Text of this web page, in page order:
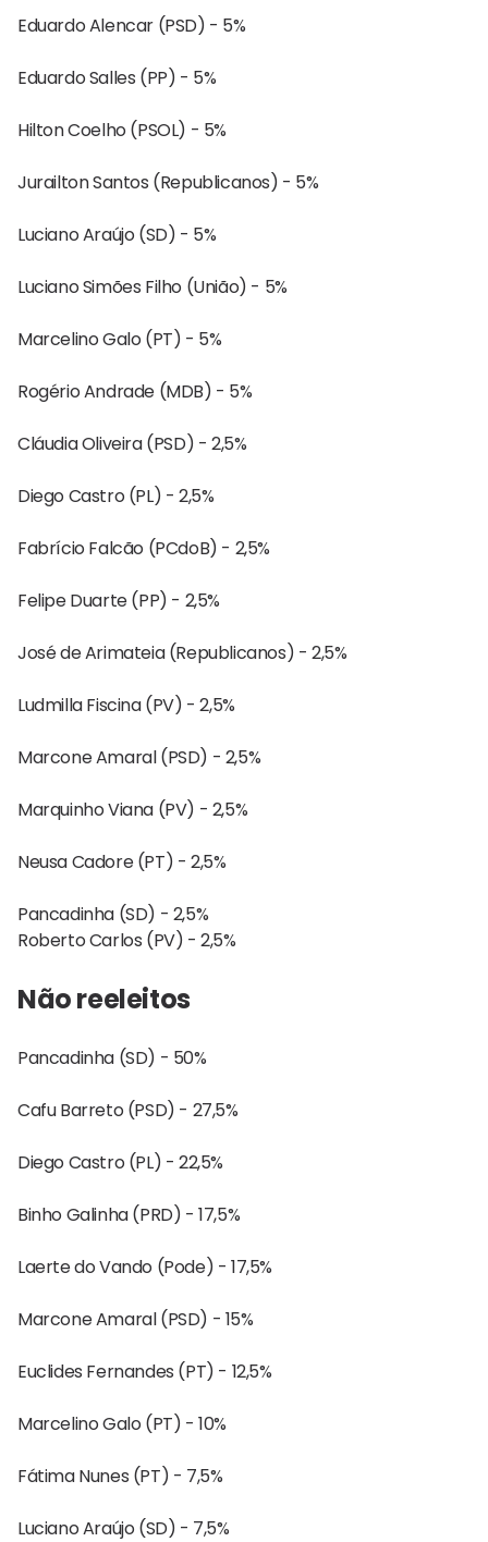
Eduardo Alencar (PSD) - 5%
Eduardo Salles (PP) - 5%
Hilton Coelho (PSOL) - 5%
Jurailton Santos (Republicanos) - 5%
Luciano Araújo (SD) - 5%
Luciano Simões Filho (União) - 5%
Marcelino Galo (PT) - 5%
Rogério Andrade (MDB) - 5%
Cláudia Oliveira (PSD) - 2,5%
Diego Castro (PL) - 2,5%
Fabrício Falcão (PCdoB) - 2,5%
Felipe Duarte (PP) - 2,5%
José de Arimateia (Republicanos) - 2,5%
Ludmilla Fiscina (PV) - 2,5%
Marcone Amaral (PSD) - 2,5%
Marquinho Viana (PV) - 2,5%
Neusa Cadore (PT) - 2,5%
Pancadinha (SD) - 2,5%
Roberto Carlos (PV) - 2,5%
Não reeleitos
Pancadinha (SD) - 50%
Cafu Barreto (PSD) - 27,5%
Diego Castro (PL) - 22,5%
Binho Galinha (PRD) - 17,5%
Laerte do Vando (Pode) - 17,5%
Marcone Amaral (PSD) - 15%
Euclides Fernandes (PT) - 12,5%
Marcelino Galo (PT) - 10%
Fátima Nunes (PT) - 7,5%
Luciano Araújo (SD) - 7,5%